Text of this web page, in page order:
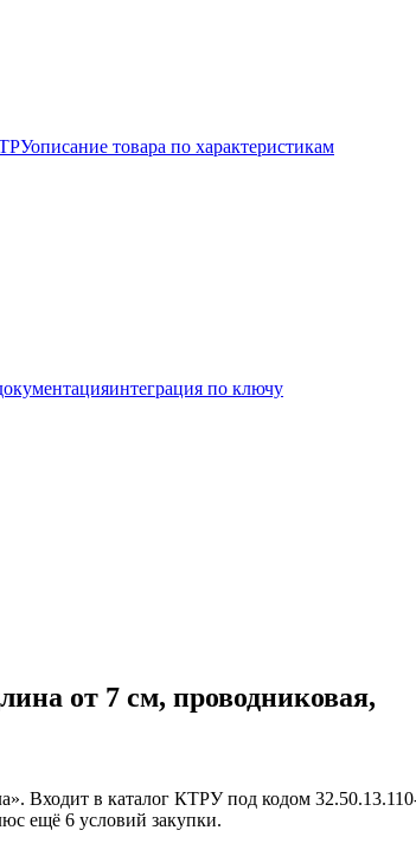
описание товара по характеристикам
интеграция по ключу
от 7 см, проводниковая,
Входит в каталог КТРУ под кодом
ещё 6 условий закупки.